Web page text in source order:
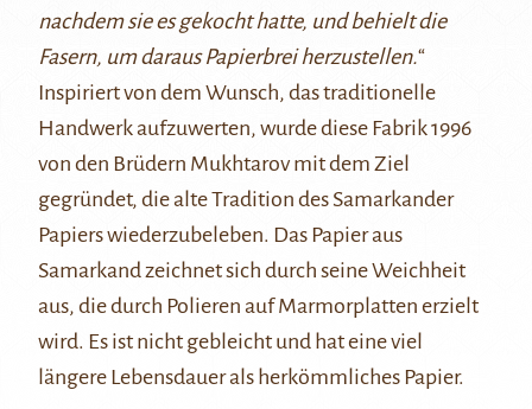
nachdem sie es gekocht hatte, und behielt die
Fasern, um daraus Papierbrei herzustellen.“
Inspiriert von dem Wunsch, das traditionelle
Handwerk aufzuwerten, wurde diese Fabrik 1996
von den Brüdern Mukhtarov mit dem Ziel
gegründet, die alte Tradition des Samarkander
Papiers wiederzubeleben. Das Papier aus
Samarkand zeichnet sich durch seine Weichheit
aus, die durch Polieren auf Marmorplatten erzielt
wird. Es ist nicht gebleicht und hat eine viel
längere Lebensdauer als herkömmliches Papier.